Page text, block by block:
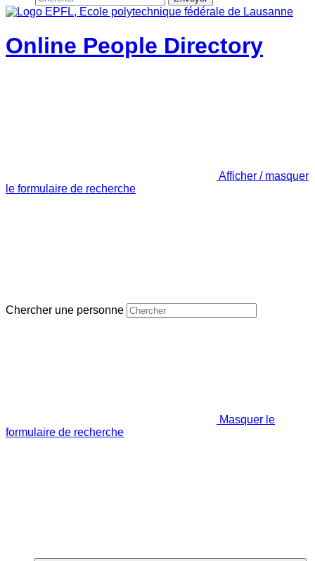
Online People Directory
Afficher / masquer
le formulaire de recherche
Chercher une personne
Masquer le
formulaire de recherche